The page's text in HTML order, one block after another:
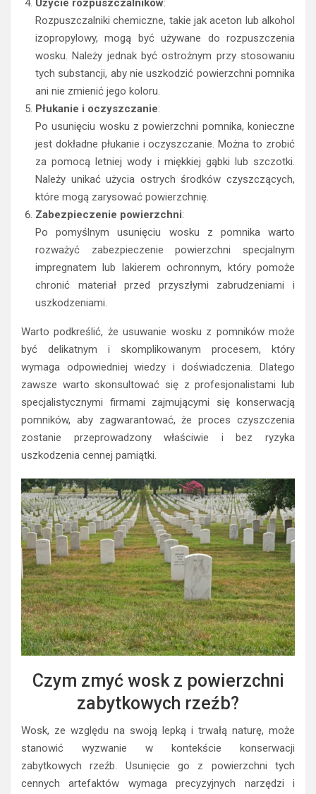
Użycie rozpuszczalników:
Rozpuszczalniki chemiczne, takie jak aceton lub alkohol
izopropylowy, mogą być używane do rozpuszczenia
wosku. Należy jednak być ostrożnym przy stosowaniu
tych substancji, aby nie uszkodzić powierzchni pomnika
ani nie zmienić jego koloru.
Płukanie i oczyszczanie:
Po usunięciu wosku z powierzchni pomnika, konieczne
jest dokładne płukanie i oczyszczanie. Można to zrobić
za pomocą letniej wody i miękkiej gąbki lub szczotki.
Należy unikać użycia ostrych środków czyszczących,
które mogą zarysować powierzchnię.
Zabezpieczenie powierzchni:
Po pomyślnym usunięciu wosku z pomnika warto
rozważyć zabezpieczenie powierzchni specjalnym
impregnatem lub lakierem ochronnym, który pomoże
chronić materiał przed przyszłymi zabrudzeniami i
uszkodzeniami.
Warto podkreślić, że usuwanie wosku z pomników może
być delikatnym i skomplikowanym procesem, który
wymaga odpowiedniej wiedzy i doświadczenia. Dlatego
zawsze warto skonsultować się z profesjonalistami lub
specjalistycznymi firmami zajmującymi się konserwacją
pomników, aby zagwarantować, że proces czyszczenia
zostanie przeprowadzony właściwie i bez ryzyka
uszkodzenia cennej pamiątki.
Czym zmyć wosk z powierzchni
zabytkowych rzeźb?
Wosk, ze względu na swoją lepką i trwałą naturę, może
stanowić wyzwanie w kontekście konserwacji
zabytkowych rzeźb. Usunięcie go z powierzchni tych
cennych artefaktów wymaga precyzyjnych narzędzi i